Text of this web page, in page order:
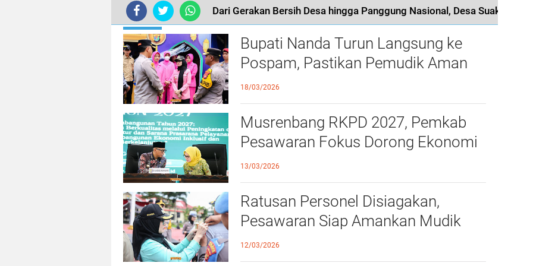
TERKINI
Bupati Nanda Turun Langsung ke
Pospam, Pastikan Pemudik Aman
dan Nyaman Melintas di Pesawaran
18/03/2026
Musrenbang RKPD 2027, Pemkab
Pesawaran Fokus Dorong Ekonomi
dari Desa
13/03/2026
Ratusan Personel Disiagakan,
Pesawaran Siap Amankan Mudik
Lebaran
12/03/2026